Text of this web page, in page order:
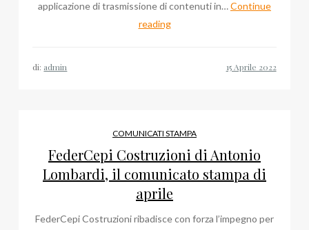
applicazione di trasmissione di contenuti in…Continue
readingL’app
per
sport
di: admin
COMUNICATI STAMPA
FederCepi Costruzioni di Antonio
Lombardi, il comunicato stampa di
aprile
FederCepi Costruzioni ribadisce con forza l’impegno per